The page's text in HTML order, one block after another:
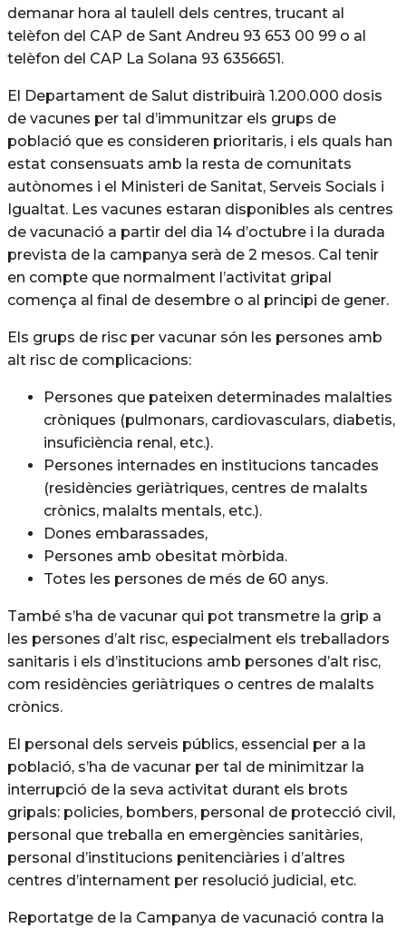
demanar hora al taulell dels centres, trucant al
telèfon del CAP de Sant Andreu 93 653 00 99 o al
telèfon del CAP La Solana 93 6356651.
El Departament de Salut distribuirà 1.200.000 dosis
de vacunes per tal d’immunitzar els grups de
població que es consideren prioritaris, i els quals han
estat consensuats amb la resta de comunitats
autònomes i el Ministeri de Sanitat, Serveis Socials i
Igualtat. Les vacunes estaran disponibles als centres
de vacunació a partir del dia 14 d’octubre i la durada
prevista de la campanya serà de 2 mesos. Cal tenir
en compte que normalment l’activitat gripal
comença al final de desembre o al principi de gener.
Els grups de risc per vacunar són les persones amb
alt risc de complicacions:
Persones que pateixen determinades malalties
cròniques (pulmonars, cardiovasculars, diabetis,
insuficiència renal, etc.).
Persones internades en institucions tancades
(residències geriàtriques, centres de malalts
crònics, malalts mentals, etc.).
Dones embarassades,
Persones amb obesitat mòrbida.
Totes les persones de més de 60 anys.
També s’ha de vacunar qui pot transmetre la grip a
les persones d’alt risc, especialment els treballadors
sanitaris i els d’institucions amb persones d’alt risc,
com residències geriàtriques o centres de malalts
crònics.
El personal dels serveis públics, essencial per a la
població, s’ha de vacunar per tal de minimitzar la
interrupció de la seva activitat durant els brots
gripals: policies, bombers, personal de protecció civil,
personal que treballa en emergències sanitàries,
personal d’institucions penitenciàries i d’altres
centres d’internament per resolució judicial, etc.
Reportatge de la Campanya de vacunació contra la